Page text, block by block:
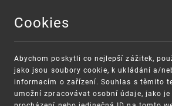
Cookies
Abychom poskytli co nejlepší zážitek,
jako jsou soubory cookie, k ukládání a/
informacím o zařízení. Souhlas s těmito
umožní zpracovávat osobní údaje, jako